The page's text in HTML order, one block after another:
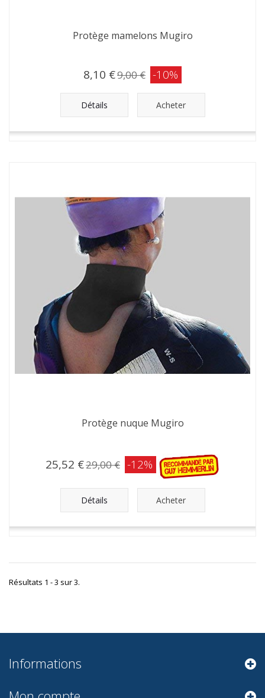
Protège mamelons Mugiro
8,10 €9,00 € -10%
Détails Acheter
Protège nuque Mugiro
25,52 €29,00 € -12%
Détails Acheter
Résultats 1 - 3 sur 3.
Informations